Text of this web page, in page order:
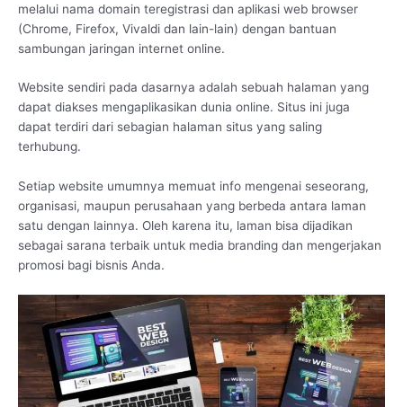
melalui nama domain teregistrasi dan aplikasi web browser
(Chrome, Firefox, Vivaldi dan lain-lain) dengan bantuan
sambungan jaringan internet online.
Website sendiri pada dasarnya adalah sebuah halaman yang
dapat diakses mengaplikasikan dunia online. Situs ini juga
dapat terdiri dari sebagian halaman situs yang saling
terhubung.
Setiap website umumnya memuat info mengenai seseorang,
organisasi, maupun perusahaan yang berbeda antara laman
satu dengan lainnya. Oleh karena itu, laman bisa dijadikan
sebagai sarana terbaik untuk media branding dan mengerjakan
promosi bagi bisnis Anda.